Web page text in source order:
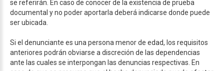
se referirán. En caso de conocer de la existencia de prueba
documental y no poder aportarla deberá indicarse donde puede
ser ubicada.
Si el denunciante es una persona menor de edad, los requisitos
anteriores podrán obviarse a discreción de las dependencias
ante las cuales se interpongan las denuncias respectivas. En